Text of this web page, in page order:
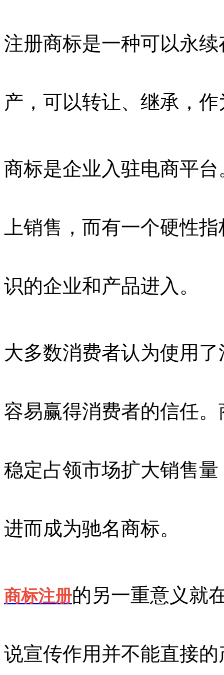
注册商标是一种可以永
产，可以转让、继承，
商标是企业入驻电商平
上销售，而有一个硬性
识的企业和产品进入。
大多数消费者认为使用
容易赢得消费者的信任
稳定占领市场扩大销售
进而成为驰名商标。
商标注册的另一重意义就
说宣传作用并不能直接